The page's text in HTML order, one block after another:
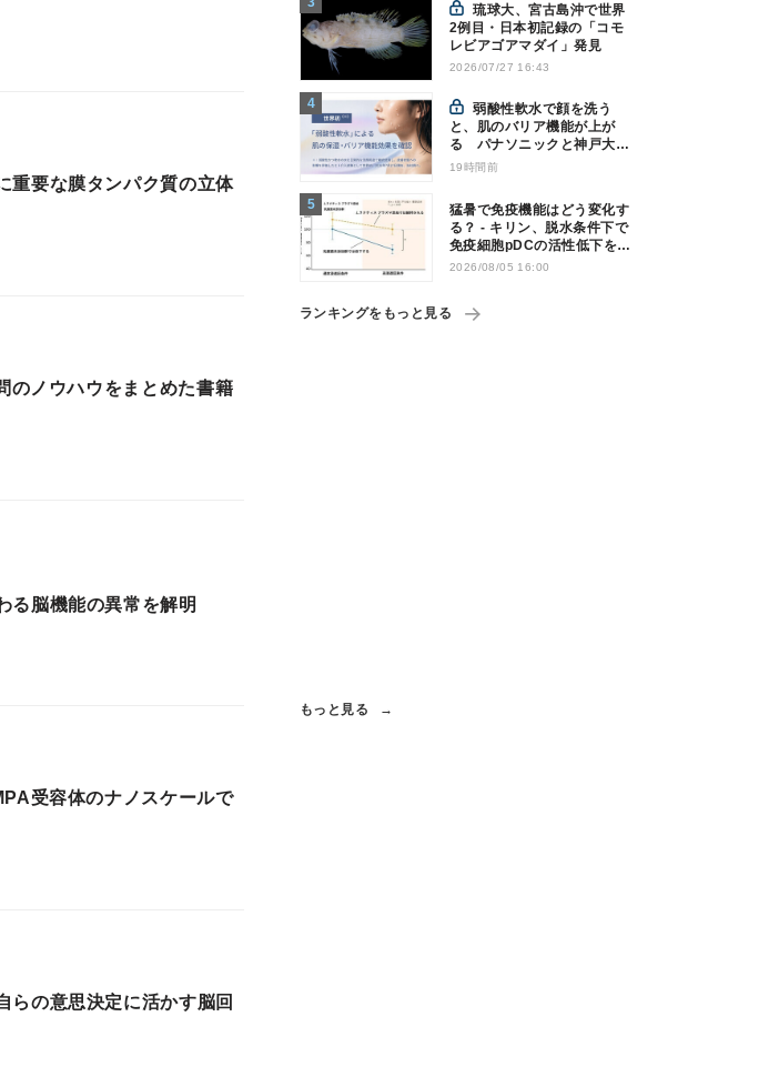
重要な膜タンパク質の立体
ノウハウをまとめた書籍
る脳機能の異常を解明
受容体のナノスケールで
らの意思決定に活かす脳回
琉球大、宮古島沖で世界
2例目・日本初記録の「コモ
レビアゴアマダイ」発見
2026/07/27 16:43
弱酸性軟水で顔を洗う
と、肌のバリア機能が上が
る パナソニックと神戸大が
確認
19時間前
猛暑で免疫機能はどう変化す
る？ - キリン、脱水条件下で
免疫細胞pDCの活性低下を確
認
2026/08/05 16:00
ランキングをもっと見る
もっと見る